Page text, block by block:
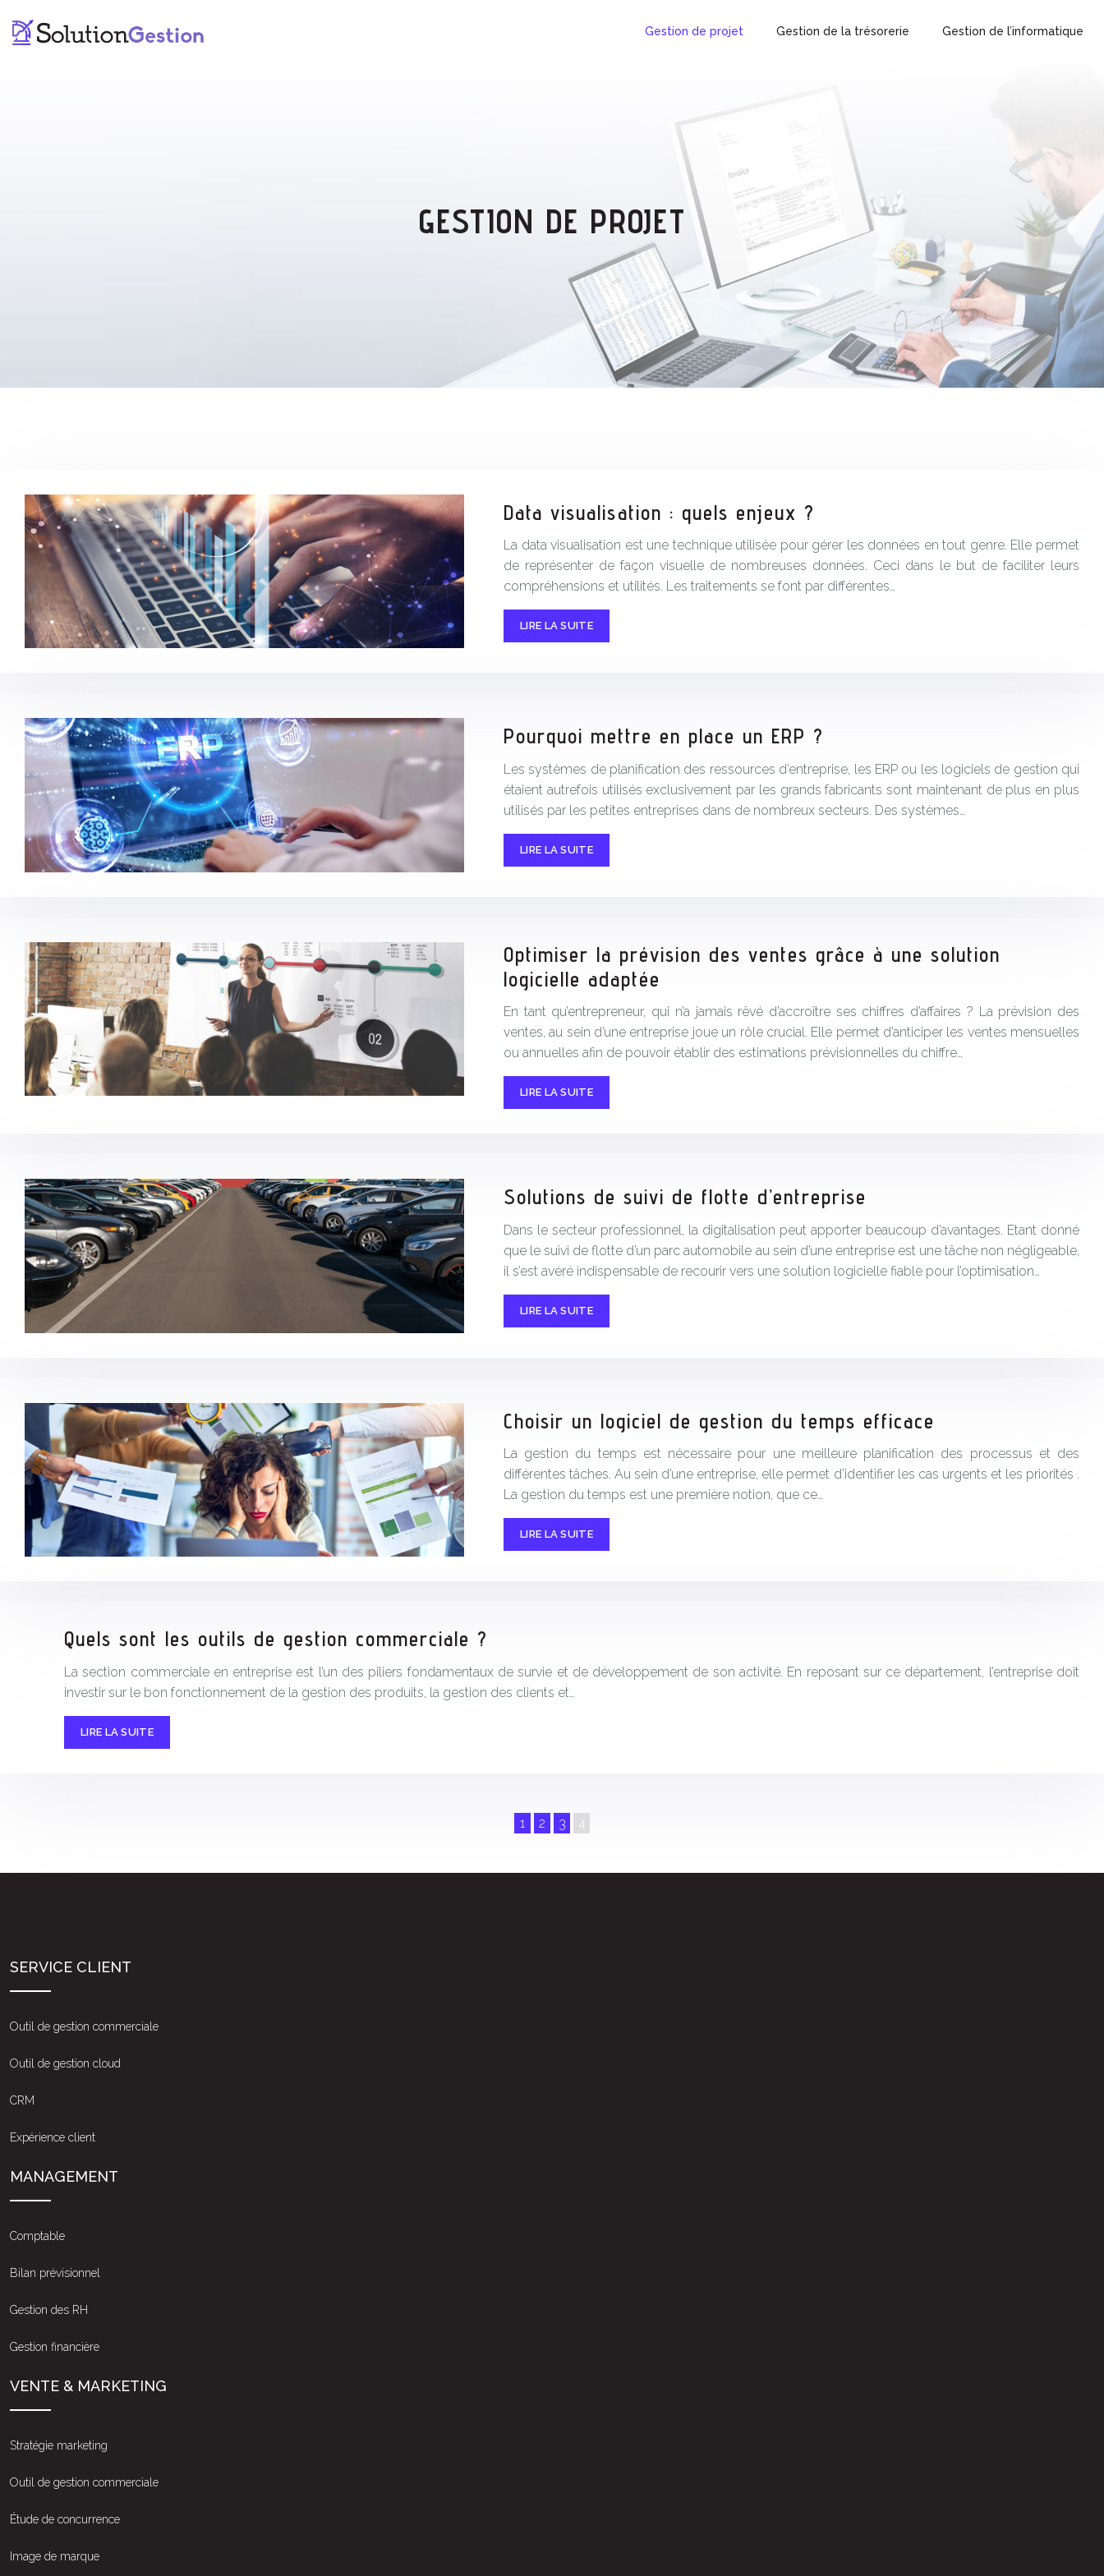
Gestion de projet Gestion de la trésorerie Gestion de l’informatique
GESTION DE PROJET
Data visualisation : quels enjeux ?
La data visualisation est une technique utilisée pour gérer les données en tout genre. Elle permet
de représenter de façon visuelle de nombreuses données. Ceci dans le but de faciliter leurs
compréhensions et utilités. Les traitements se font par différentes…
LIRE LA SUITE
Pourquoi mettre en place un ERP ?
Les systèmes de planification des ressources d’entreprise, les ERP ou les logiciels de gestion qui
étaient autrefois utilisés exclusivement par les grands fabricants sont maintenant de plus en plus
utilisés par les petites entreprises dans de nombreux secteurs. Des systèmes…
LIRE LA SUITE
Optimiser la prévision des ventes grâce à une solution
logicielle adaptée
En tant qu’entrepreneur, qui n’a jamais rêvé d’accroître ses chiffres d’affaires ? La prévision des
ventes, au sein d’une entreprise joue un rôle crucial. Elle permet d’anticiper les ventes mensuelles
ou annuelles afin de pouvoir établir des estimations prévisionnelles du chiffre…
LIRE LA SUITE
Solutions de suivi de flotte d’entreprise
Dans le secteur professionnel, la digitalisation peut apporter beaucoup d’avantages. Etant donné
que le suivi de flotte d’un parc automobile au sein d’une entreprise est une tâche non négligeable,
il s’est avéré indispensable de recourir vers une solution logicielle fiable pour l’optimisation…
LIRE LA SUITE
Choisir un logiciel de gestion du temps efficace
La gestion du temps est nécessaire pour une meilleure planification des processus et des
différentes tâches. Au sein d’une entreprise, elle permet d’identifier les cas urgents et les priorités .
La gestion du temps est une première notion, que ce…
LIRE LA SUITE
Quels sont les outils de gestion commerciale ?
La section commerciale en entreprise est l’un des piliers fondamentaux de survie et de développement de son activité. En reposant sur ce département, l’entreprise doit
investir sur le bon fonctionnement de la gestion des produits, la gestion des clients et…
LIRE LA SUITE
1 2 3 4
SERVICE CLIENT
Outil de gestion commerciale
Outil de gestion cloud
CRM
Expérience client
MANAGEMENT
Comptable
Bilan prévisionnel
Gestion des RH
Gestion financière
VENTE & MARKETING
Stratégie marketing
Outil de gestion commerciale
Étude de concurrence
Image de marque